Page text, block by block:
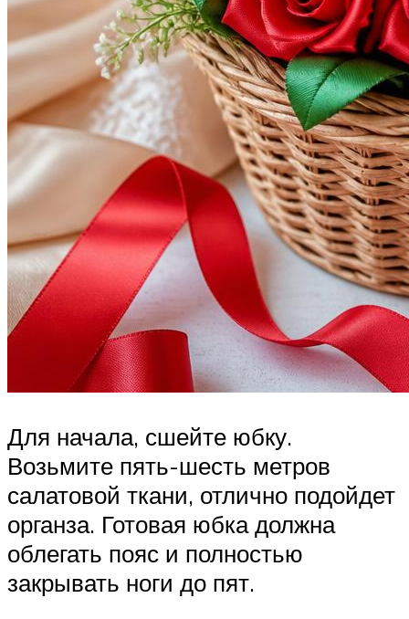
Для начала, сшейте юбку.
Возьмите пять-шесть метров
салатовой ткани, отлично подойдет
органза. Готовая юбка должна
облегать пояс и полностью
закрывать ноги до пят.